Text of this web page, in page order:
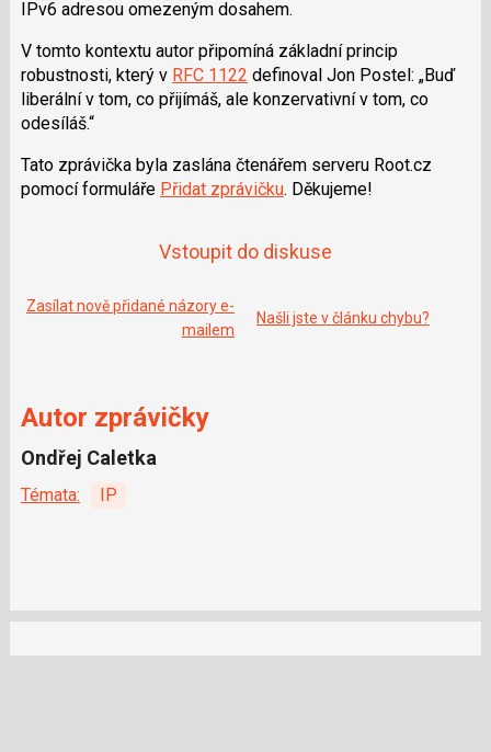
IPv6 adresou omezeným dosahem.
V tomto kontextu autor připomíná základní princip
robustnosti, který v RFC 1122 definoval Jon Postel: Buď
liberální v tom, co přijímáš, ale konzervativní v tom, co
odesíláš.
Tato zprávička byla zaslána čtenářem serveru Root.cz
pomocí formuláře Přidat zprávičku. Děkujeme!
Vstoupit do diskuse
Zasílat nově přidané názory e-
mailem
Našli jste v článku chybu?
Autor zprávičky
Ondřej Caletka
Témata: IP